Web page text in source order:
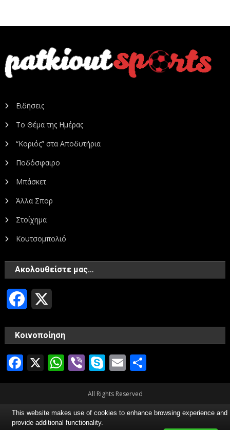
Ειδήσεις
Το Θέμα της Ημέρας
“Κοριός” στα Αποδυτήρια
Ποδόσφαιρο
Μπάσκετ
Άλλα Σπορ
Στοίχημα
Κουτσομπολιό
Ακολουθείστε μας…
Facebook
Κοινοποίηση
Facebook
X WhatsApp
ViberSkype
Email
All Rights Reserved
This website makes use of cookies to enhance browsing experience and
provide additional functionality.